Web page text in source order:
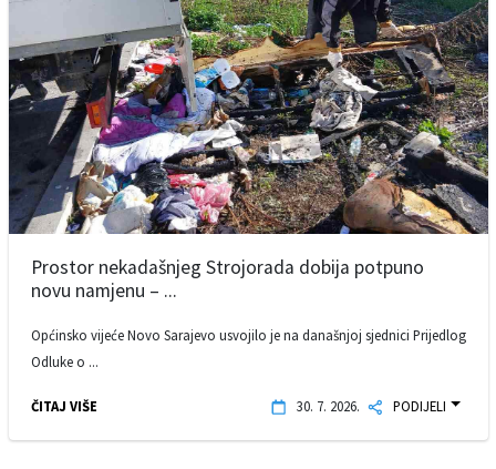
Prostor nekadašnjeg Strojorada dobija potpuno
novu namjenu – ...
Općinsko vijeće Novo Sarajevo usvojilo je na današnjoj sjednici Prijedlog
Odluke o ...
ČITAJ VIŠE 30. 7. 2026. PODIJELI